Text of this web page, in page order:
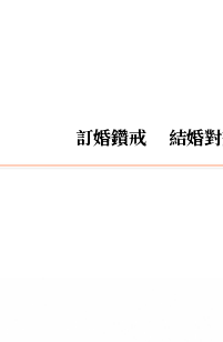
訂婚鑽戒 結婚